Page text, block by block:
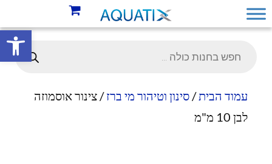
פתח
עמוד הבית/סינון וטיהור מי ברז/ צינור אוסמוזה
לבן 10 מ"מ